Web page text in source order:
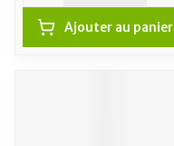
Ajouter au panier